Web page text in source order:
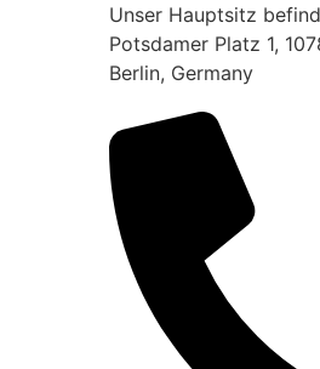
Unser Hauptsitz
Potsdamer Platz 1,
Berlin, Germany